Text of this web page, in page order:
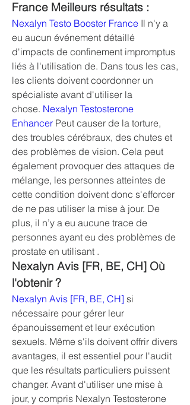
France Meilleurs résultats :
Nexalyn Testo Booster France Il n'y a
eu aucun événement détaillé
d'impacts de confinement impromptus
liés à l'utilisation de. Dans tous les cas,
les clients doivent coordonner un
spécialiste avant d'utiliser la
chose. Nexalyn Testosterone
Enhancer Peut causer de la torture,
des troubles cérébraux, des chutes et
des problèmes de vision. Cela peut
également provoquer des attaques de
mélange, les personnes atteintes de
cette condition doivent donc s'efforcer
de ne pas utiliser la mise à jour. De
plus, il n’y a eu aucune trace de
personnes ayant eu des problèmes de
prostate en utilisant .
Nexalyn Avis [FR, BE, CH] Où
l'obtenir ?
Nexalyn Avis [FR, BE, CH] si
nécessaire pour gérer leur
épanouissement et leur exécution
sexuels. Même s'ils doivent offrir divers
avantages, il est essentiel pour l'audit
que les résultats particuliers puissent
changer. Avant d'utiliser une mise à
jour, y compris Nexalyn Testosterone